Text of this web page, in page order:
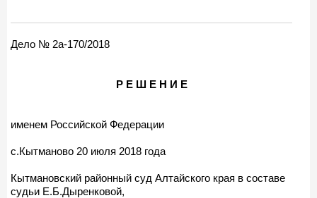
Дело № 2а-170/2018
Р Е Ш Е Н И Е
именем Российской Федерации
с.Кытманово 20 июля 2018 года
Кытмановский районный суд Алтайского края в составе
судьи Е.Б.Дыренковой,